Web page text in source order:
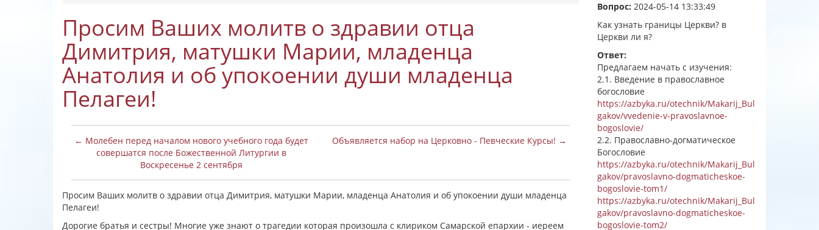
Просим Ваших молитв о здравии отца
Димитрия, матушки Марии, младенца
Анатолия и об упокоении души младенца
Пелагеи!
← Молебен перед началом нового учебного года будет
совершатся после Божественной Литургии в
Воскресенье 2 сентября
Объявляется набор на Церковно - Певческие Курсы! →
Просим Ваших молитв о здравии отца Димитрия, матушки Марии, младенца Анатолия и об упокоении души младенца
Пелагеи!
Дорогие братья и сестры! Многие уже знают о трагедии которая произошла с клириком Самарской епархии - иереем
Вопрос: 2024-05-14 13:33:49
Как узнать границы Церкви? в
Церкви ли я?
Ответ:
Предлагаем начать с изучения:
2.1. Введение в православное
богословие
https://azbyka.ru/otechnik/Makarij_Bul
gakov/vvedenie-v-pravoslavnoe-
bogoslovie/
2.2. Православно-догматическое
Богословие
https://azbyka.ru/otechnik/Makarij_Bul
gakov/pravoslavno-dogmaticheskoe-
bogoslovie-tom1/
https://azbyka.ru/otechnik/Makarij_Bul
gakov/pravoslavno-dogmaticheskoe-
bogoslovie-tom2/